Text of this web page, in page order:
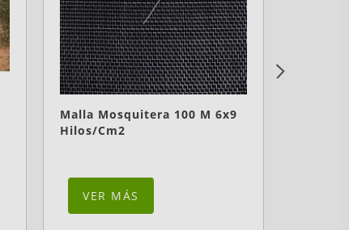
Malla Mosquitera 100 M 6x9
Hilos/cm2
VER MÁS